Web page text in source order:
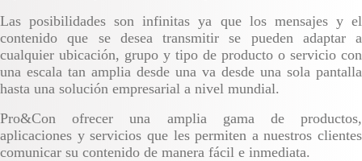
Las posibilidades son infinitas ya que los mensajes y el
contenido que se desea transmitir se pueden adaptar a
cualquier ubicación, grupo y tipo de producto o servicio con
una escala tan amplia desde una va desde una sola pantalla
hasta una solución empresarial a nivel mundial.
Pro&Con ofrecer una amplia gama de productos,
aplicaciones y servicios que les permiten a nuestros clientes
comunicar su contenido de manera fácil e inmediata.